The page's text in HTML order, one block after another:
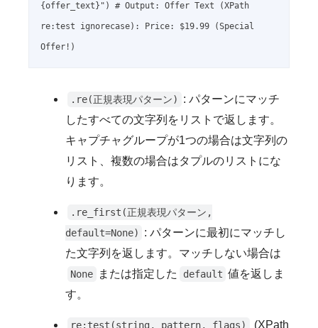
{offer_text}") # Output: Offer Text (XPath
re:test ignorecase): Price: $19.99 (Special
.re(正規表現パターン)
: パターンにマッチ
したすべての文字列をリストで返します。
キャプチャグループが1つの場合は文字列の
リスト、複数の場合はタプルのリストにな
ります。
.re_first(正規表現パターン,
default=None)
: パターンに最初にマッチし
た文字列を返します。マッチしない場合は
None または指定した default 値を返しま
す。
re:test(string, pattern, flags)
(XPath